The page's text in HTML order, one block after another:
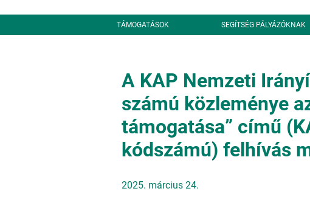
Másodlagos navigáció
TÁMOGATÁSOK SEGÍTSÉG PÁLYÁZÓKNAK
A KAP Nemzeti
számú közleménye
támogatása” című
kódszámú) felhívás
2025. március 24.